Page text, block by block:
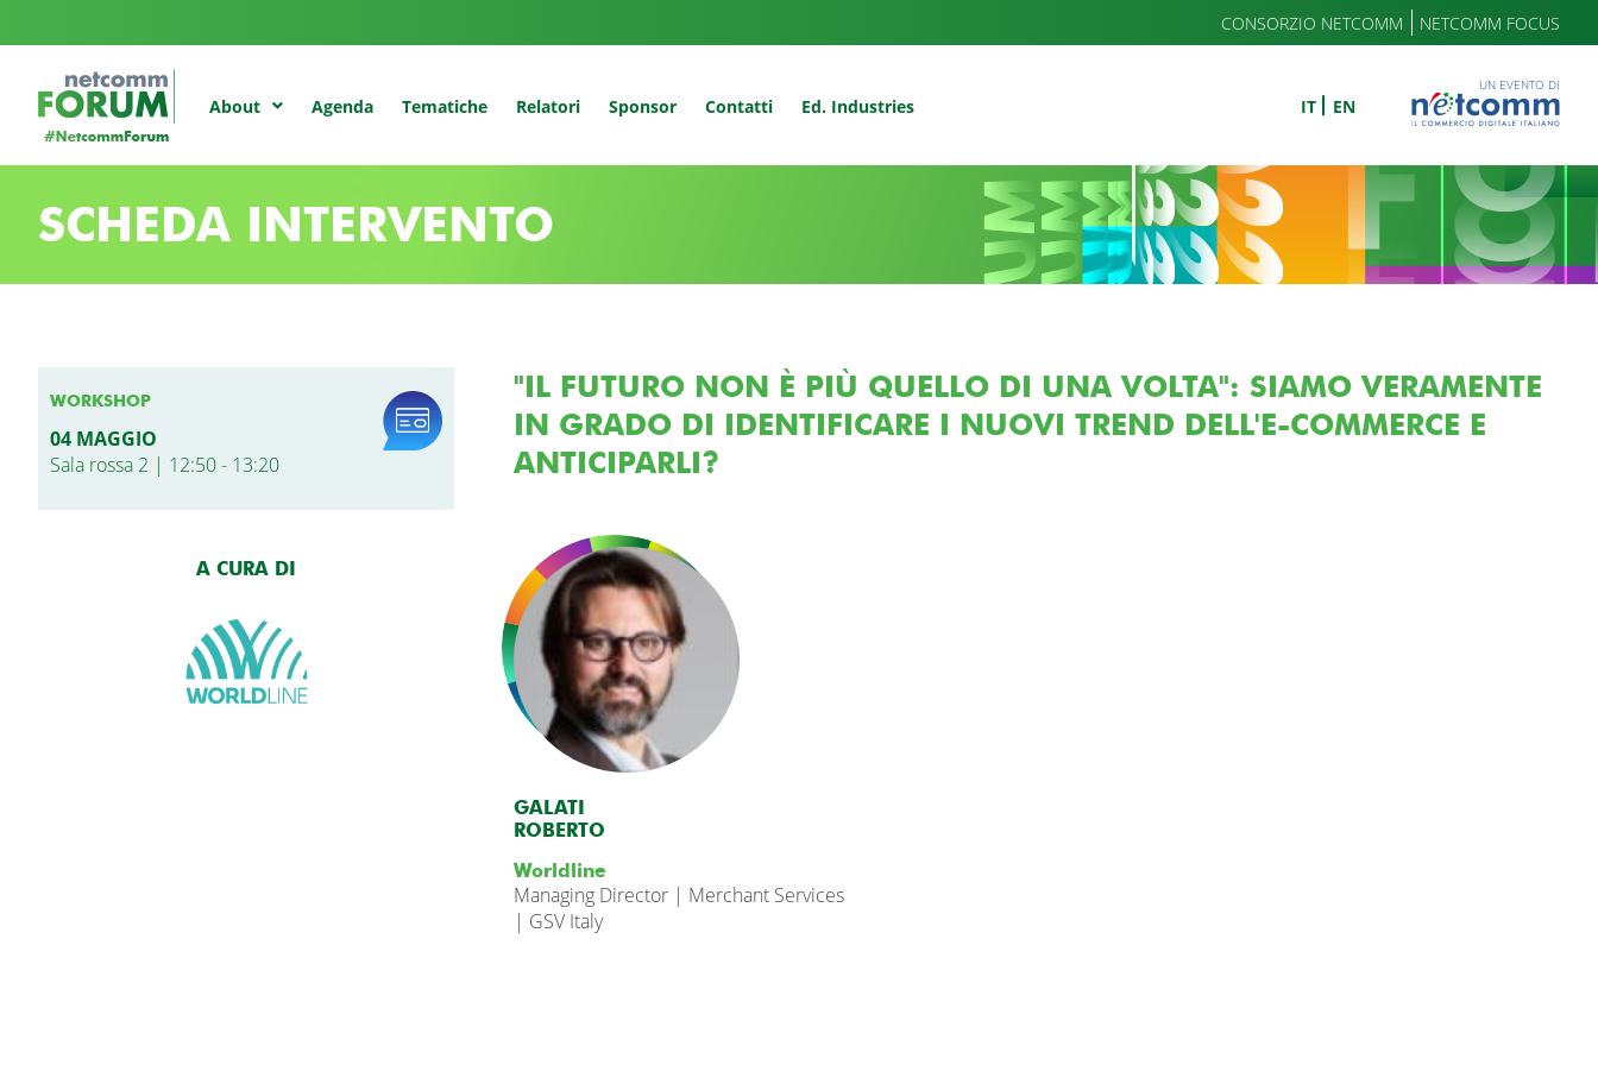
CONSORZIO NETCOMM NETCOMM FOCUS
About Agenda Tematiche Relatori Sponsor Contatti Ed. Industries IT EN
UN EVENTO DI
SCHEDA INTERVENTO
WORKSHOP
04 MAGGIO
Sala rossa 2 | 12:50 - 13:20
A CURA DI
"IL FUTURO NON È PIÙ QUELLO DI UNA VOLTA": SIAMO VERAMENTE
IN GRADO DI IDENTIFICARE I NUOVI TREND DELL'E-COMMERCE E
ANTICIPARLI?
GALATI
ROBERTO
Worldline
Managing Director | Merchant Services
| GSV Italy